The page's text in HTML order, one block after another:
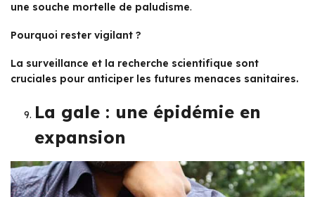
une souche mortelle de paludisme.
Pourquoi rester vigilant ?
La surveillance et la recherche scientifique sont
cruciales pour anticiper les futures menaces sanitaires.
La gale : une épidémie en
expansion